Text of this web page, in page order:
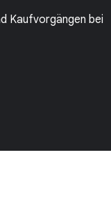
Kaufvorgängen bei